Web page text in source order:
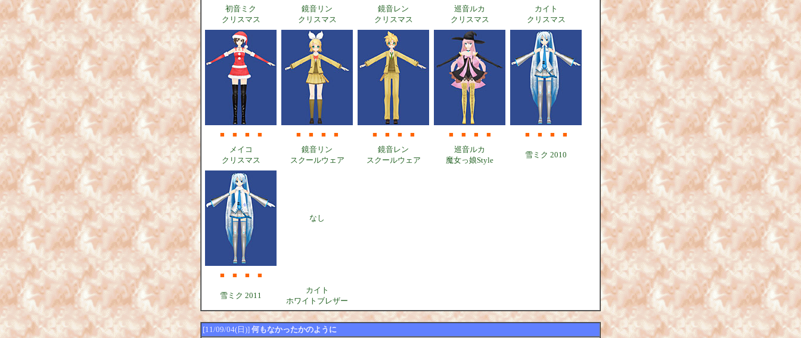
初音ミク
クリスマス
鏡音リン
クリスマス
鏡音レン
クリスマス
巡音ルカ
クリスマス
カイト
クリスマス
■ ■ ■ ■ ■ ■ ■ ■ ■ ■ ■ ■ ■ ■ ■ ■ ■ ■ ■
■
メイコ
クリスマス
鏡音リン
スクールウェア
鏡音レン
スクールウェア
巡音ルカ
魔女っ娘Style
雪ミク 2010
なし
■ ■ ■ ■
雪ミク 2011
カイト
ホワイトブレザー
[11/09/04(日)] 何もなかったかのように